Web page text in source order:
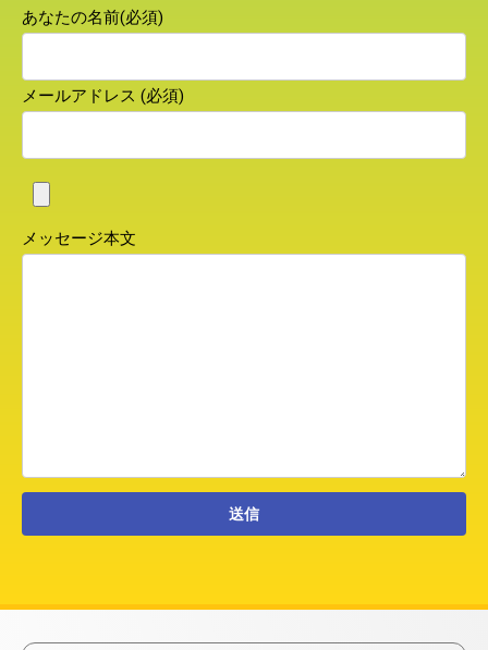
あなたの名前(必須)
メールアドレス (必須)
メッセージ本文